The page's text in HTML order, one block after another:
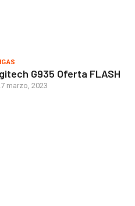
G935 Oferta FLASH
marzo, 2023